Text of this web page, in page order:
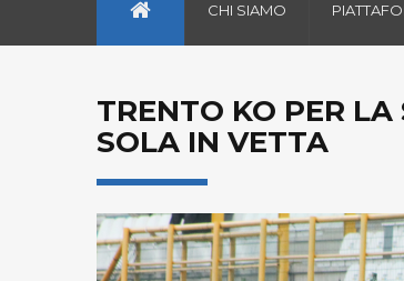
CHI SIAMO
TRENTO KO PER
SOLA IN VETTA